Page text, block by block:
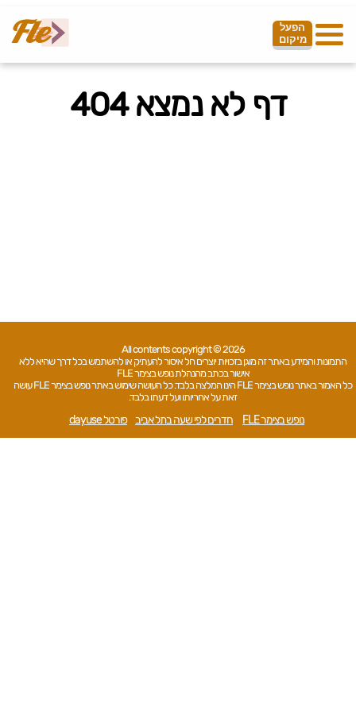
הפעל
מיקום
דף לא נמצא 404
All contents copyright © 2026
התמונות והמידע באתר זה מוגן בזכויות יוצרים חל איסור להעתיק או להשתמש בכל דרך שהיא ללא
אישור בכתב מהנהלת נופש בצימר FLE
כל האמור באתר נופש בצימר FLE הינו המלצה בלבד. כל העושה שימוש באתר נופש בצימר FLE עושה
זאת על אחריותו ועל דעתו בלבד.
נופש בצימר FLE חדרים לפי שעה בתל אביב פורטל dayuse